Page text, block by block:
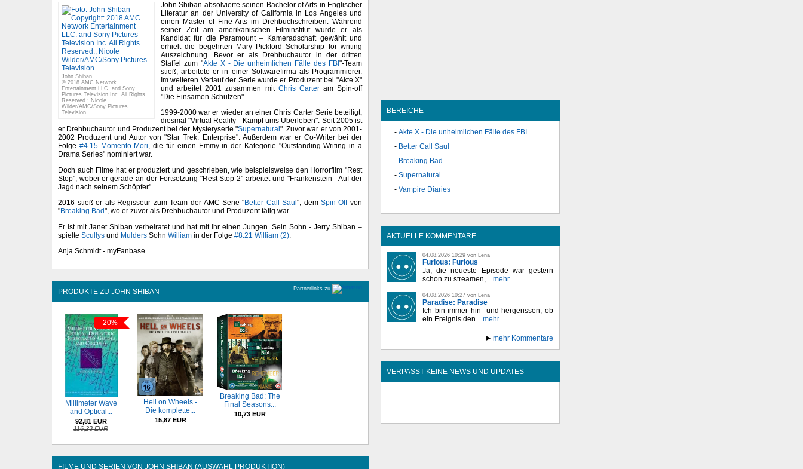
John Shiban
© 2018 AMC Network
Entertainment LLC. and Sony
Pictures Television Inc. All Rights
Reserved.; Nicole
Wilder/AMC/Sony Pictures
Television
John Shiban absolvierte seinen Bachelor of Arts in Englischer
Literatur an der University of California in Los Angeles und
einen Master of Fine Arts im Drehbuchschreiben. Während
seiner Zeit am amerikanischen Filminstitut wurde er als
Kandidat für die Paramount – Kameradschaft gewählt und
erhielt die begehrten Mary Pickford Scholarship for writing
Auszeichnung. Bevor er als Drehbuchautor in der dritten
Staffel zum "Akte X - Die unheimlichen Fälle des FBI"-Team
stieß, arbeitete er in einer Softwarefirma als Programmierer.
Im weiteren Verlauf der Serie wurde er Produzent bei "Akte X"
und arbeitet 2001 zusammen mit Chris Carteram Spin-off
"Die Einsamen Schützen".
1999-2000 war er wieder an einer Chris Carter Serie beteiligt,
diesmal "Virtual Reality - Kampf ums Überleben". Seit 2005 ist
er Drehbuchautor und Produzent bei der Mysteryserie "Supernatural ". Zuvor war er von 2001-
2002 Produzent und Autor von "Star Trek: Enterprise". Außerdem war er Co-Writer bei der
Folge #4.15 Momento Mori, die für einen Emmy in der Kategorie "Outstanding Writing in a
Drama Series" nominiert war.
Doch auch Filme hat er produziert und geschrieben, wie beispielsweise den Horrorfilm "Rest
Stop", wobei er gerade an der Fortsetzung "Rest Stop 2" arbeitet und "Frankenstein - Auf der
Jagd nach seinem Schöpfer".
2016 stieß er als Regisseur zum Team der AMC-Serie "Better Call Saul", demSpin-Offvon
"Breaking Bad", wo er zuvor als Drehbuchautor und Produzent tätig war.
Er ist mit Janet Shiban verheiratet und hat mit ihr einen Jungen. Sein Sohn - Jerry Shiban –
spielte Scullys und Mulders Sohn William in der Folge #8.21 William (2).
Anja Schmidt - myFanbase
Partnerlinks zu
PRODUKTE ZU JOHN SHIBAN
-20%
Millimeter Wave
and Optical...
92,81 EUR
116,23 EUR
Hell on Wheels -
Die komplette...
15,87 EUR
Breaking Bad: The
Final Seasons...
10,73 EUR
FILME UND SERIEN VON JOHN SHIBAN (AUSWAHL PRODUKTION)
BEREICHE
Akte X - Die unheimlichen Fälle des FBI
Better Call Saul
Breaking Bad
Supernatural
Vampire Diaries
AKTUELLE KOMMENTARE
04.08.2026 10:29 von Lena
Furious: Furious
Ja, die neueste Episode war gestern
schon zu streamen,... mehr
04.08.2026 10:27 von Lena
Paradise: Paradise
Ich bin immer hin- und hergerissen, ob
ein Ereignis den... mehr
mehr Kommentare
VERPASST KEINE NEWS UND UPDATES